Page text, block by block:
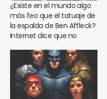
¿Existe en el mundo algo
más feo que el tatuaje de
la espalda de Ben Affleck?
Internet dice que no